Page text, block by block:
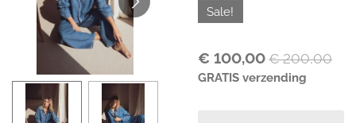
Sale!
€ 100,00 € 200,00
GRATIS verzending